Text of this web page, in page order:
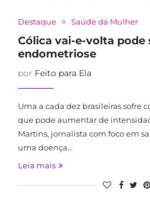
Destaque Saúde da Mulher
Cólica vai-e-volta pode
endometriose
por Feito para Ela
Uma a cada dez brasileiras sofre
que pode aumentar de
Martins, jornalista com foco em
uma doença…
Leia mais